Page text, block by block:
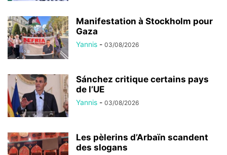
Manifestation à Stockholm pour
Gaza
Yannis - 03/08/2026
Sánchez critique certains pays
de l’UE
Yannis - 03/08/2026
Les pèlerins d’Arbaïn scandent
des slogans